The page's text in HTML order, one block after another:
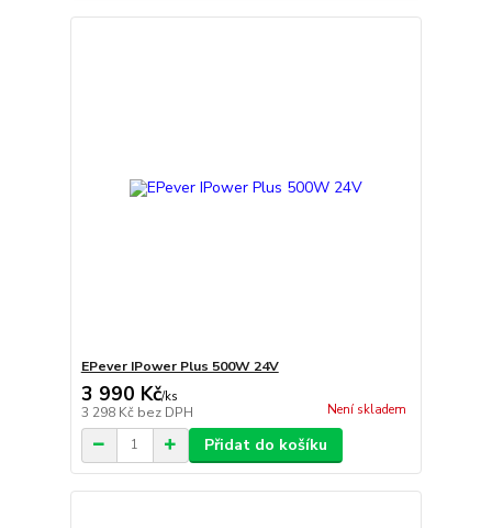
EPever IPower Plus 500W 24V
3 990 Kč/ks
3 298 Kč bez DPH Není skladem
Přidat do košíku